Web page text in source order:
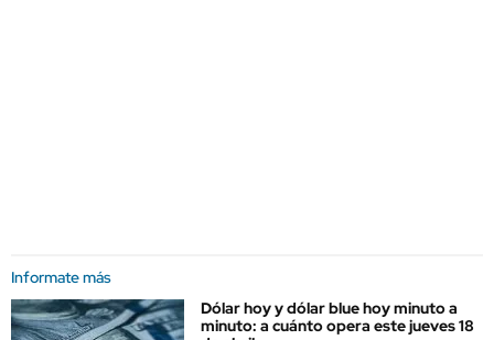
Informate más
Dólar hoy y dólar blue hoy minuto a
minuto: a cuánto opera este jueves 18